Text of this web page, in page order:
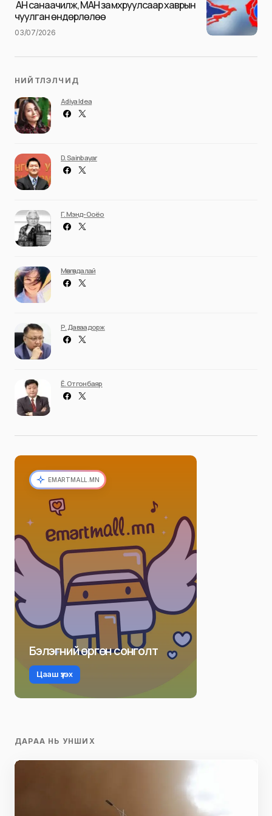
АН санаачилж, МАН замхруулсаар хаврын
чуулган өндөрлөлөө
03/07/2026
НИЙТЛЭЛЧИД
Adiya Idea
D. Sainbayar
Г. Мэнд-Ооёо
Мөнгөндалай
Р. Даваадорж
Ё. Отгонбаяр
EMARTMALL.MN
Бэлэгний өргөн сонголт
Цааш үзэх
ДАРАА НЬ УНШИХ